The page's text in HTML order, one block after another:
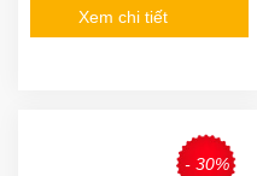
Xem chi tiết
- 30%